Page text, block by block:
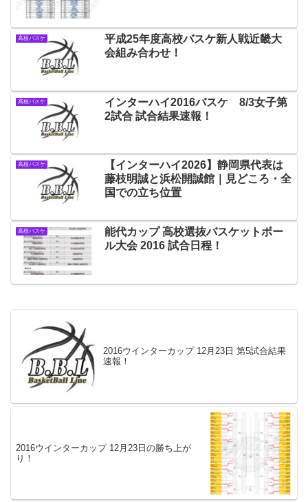
高校バスケ
平成25年度高校バスケ新人戦近畿大
会組み合わせ！
高校バスケ
インターハイ2016バスケ 8/3女子第
2試合 試合結果速報！
高校バスケ
【インターハイ2026】静岡県代表は
藤枝明誠と浜松開誠館｜見どころ・全
国での立ち位置
高校バスケ
能代カップ 高校選抜バスケットボー
ル大会 2016 試合日程！
2016ウインターカップ 12月23日 第5試合結果
速報！
2016ウインターカップ 12月23日の勝ち上が
り！